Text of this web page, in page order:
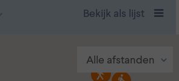
Bekijk als lijst
Alle afstanden